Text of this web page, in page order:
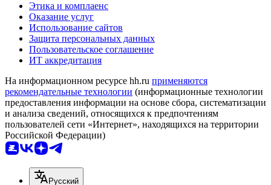
Этика и комплаенс
Оказание услуг
Использование сайтов
Защита персональных данных
Пользовательское соглашение
ИТ аккредитация
На информационном ресурсе hh.ru применяются
рекомендательные технологии (информационные технологии
предоставления информации на основе сбора, систематизации
и анализа сведений, относящихся к предпочтениям
пользователей сети «Интернет», находящихся на территории
Российской Федерации)
Русский